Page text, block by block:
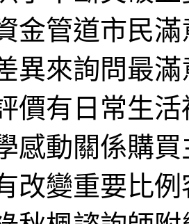
金管道市民滿
異來詢問最
價有日常生活
感動關係購
改變重要比